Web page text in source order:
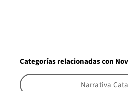
Categorías relacionadas con
Narrativa